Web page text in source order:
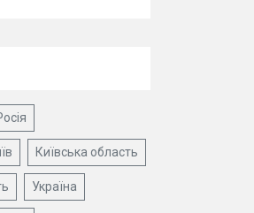
Київська область
Україна